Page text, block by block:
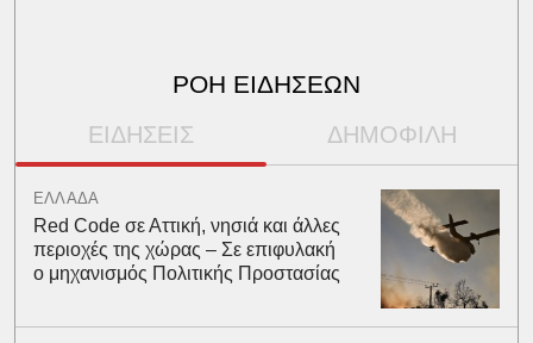
ΡΟΗ ΕΙΔΗΣΕΩΝ
ΕΙΔΗΣΕΙΣ ΔΗΜΟΦΙΛΗ
ΕΛΛΑΔΑ
Red Code σε Αττική, νησιά και άλλες
περιοχές της χώρας – Σε επιφυλακή
ο μηχανισμός Πολιτικής Προστασίας